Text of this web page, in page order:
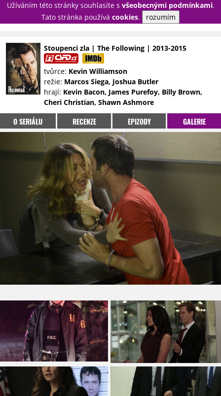
Užíváním této stránky souhlasíte s všeobecnými podmínkami.
Tato stránka používá cookies. rozumím
PŘIHLÁSIT
NOVINKY
TÉMATA
RECENZE
EPIZODY
KULT
TRAILERY
GALERIE
DISKUZE
STATISTIKY
TIRÁŽ
Stoupenci zla | The Following | 2013-2015
tvůrce: Kevin Williamson
režie: Marcos Siega, Joshua Butler
hrají: Kevin Bacon, James Purefoy, Billy Brown,
Cheri Christian, Shawn Ashmore
O SERIÁLU RECENZE EPIZODY GALERIE